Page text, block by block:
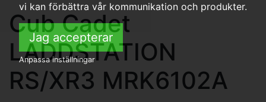
Cub Cadet
LADDSTATION
RS/XR3 MRK6102A
vi kan förbättra vår kommunikation och produkter.
Jag accepterar
Anpassa inställningar